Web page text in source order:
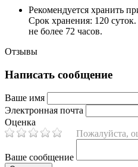
Рекомендуется хранить
Срок хранения: 120
не более 72 часов.
Отзывы
Написать сообщение
Ваше имя
Электронная почта
Оценка
Пожалуйста,
Ваше сообщение